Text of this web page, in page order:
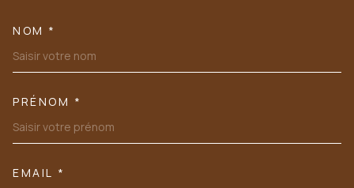
NOM *
PRÉNOM *
EMAIL *